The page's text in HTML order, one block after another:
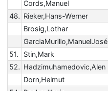
Cords,Manuel
48. Rieker,Hans-Werner
Brosig,Lothar
GarciaMurillo,ManuelJosé
51.
Stin,Mark
52. Hadzimuhamedovic,Alen
Dorn,Helmut